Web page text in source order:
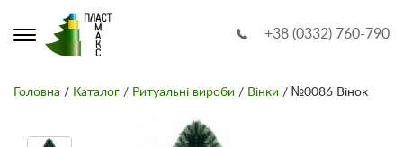
+38 (0332) 760-790
Головна / Каталог / Ритуальні вироби / Вінки / №0086 Вінок